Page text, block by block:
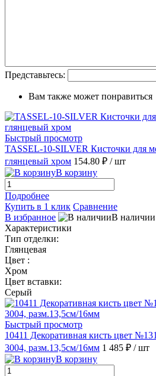
Представьтесь:
Вам также может понравиться
Быстрый просмотр
TASSEL-10-SILVER Кисточки для
глянцевый хром 154.80 ₽ / шт
В корзину
Подробнее
Купить в 1 клик Сравнение
В избранное
В наличии
Характеристики
Тип отделки:
Глянцевая
Цвет :
Хром
Цвет вставки:
Серый
Быстрый просмотр
10411 Декоративная кисть цвет
3004, разм.13,5см/16мм 1 485 ₽ / шт
В корзину